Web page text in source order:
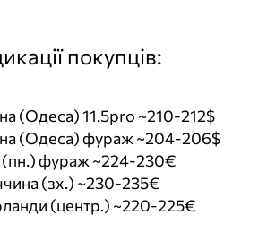
покупців:
(Одеса) 11.5pro ~210-212$
(Одеса) фураж ~204-206$
(пн.) фураж ~224-230€
(зх.) ~230-235€
(центр.) ~220-225€